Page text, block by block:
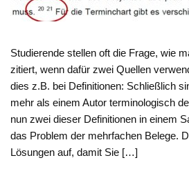
Studierende stellen oft die Frage, wie
zitiert, wenn dafür zwei Quellen
dies z.B. bei Definitionen: Schließlich
mehr als einem Autor terminologisch
nun zwei dieser Definitionen in einem
das Problem der mehrfachen Belege.
Lösungen auf, damit Sie […]